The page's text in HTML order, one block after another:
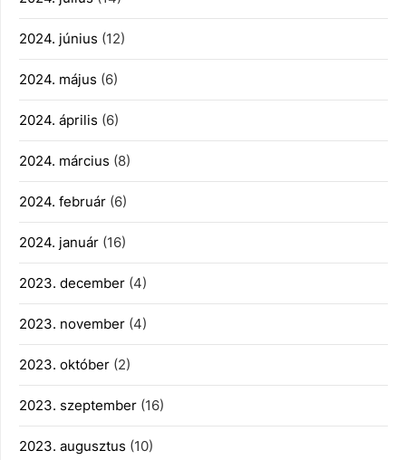
2024. június (12)
2024. május (6)
2024. április (6)
2024. március (8)
2024. február (6)
2024. január (16)
2023. december (4)
2023. november (4)
2023. október (2)
2023. szeptember (16)
2023. augusztus (10)